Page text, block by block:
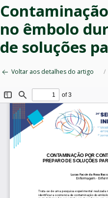
no êmbolo
de soluções
Voltar aos detalhes do artigo